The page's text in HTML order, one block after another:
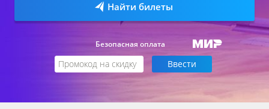
Найти билеты
Безопасная оплата